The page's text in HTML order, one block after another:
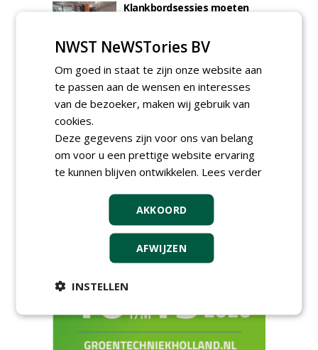
Klankbordsessies moeten
kunstgrasvelden
t/m dinsdag 29 september 2026
Nationale Grasdag strijkt
neer in MAC³PARK Stadion
van PEC Zwolle
Save the Date: Green Gala op
woensdag 2 december
woensdag 2 december 2026
NWST NeWSTories BV
Om goed in staat te zijn onze website aan
te passen aan de wensen en interesses
van de bezoeker, maken wij gebruik van
cookies.
Deze gegevens zijn voor ons van belang
om voor u een prettige website ervaring
te kunnen blijven ontwikkelen. Lees verder
AKKOORD
AFWIJZEN
INSTELLEN